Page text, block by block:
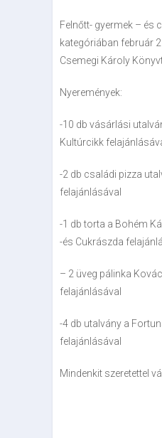
Felnőtt- gyermek – és
kategóriában február
Csemegi Károly
Nyeremények:
-10 db vásárlási
Kultúrcikk
-2 db családi pizza
felajánlásával
-1 db torta a Bohém
-és Cukrászda
– 2 üveg pálinka
felajánlásával
-4 db utalvány a
felajánlásával
Mindenkit szeretettel